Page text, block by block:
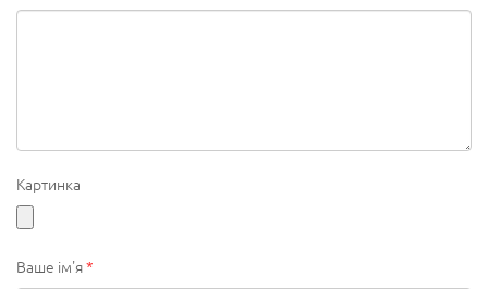
Картинка
Ваше ім'я*